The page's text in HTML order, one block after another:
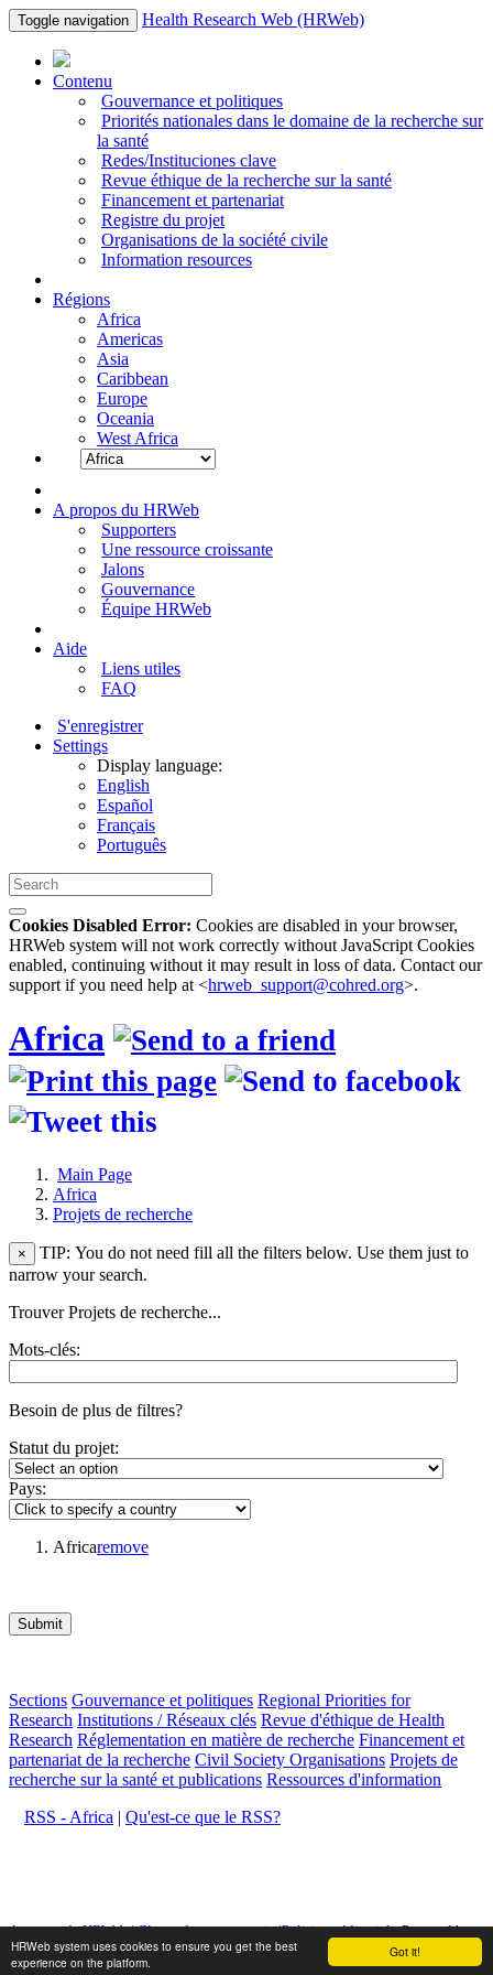
Got it!
HRWeb system uses cookies to ensure you get the best
experience on the platform.
Toggle navigation Health Research Web (HRWeb)
Contenu
Gouvernance et politiques
Priorités nationales dans le domaine de la recherche sur
la santé
Redes/Instituciones clave
Revue éthique de la recherche sur la santé
Financement et partenariat
Registre du projet
Organisations de la société civile
Information resources
Régions
Africa
Americas
Asia
Caribbean
Europe
Oceania
West Africa
A propos du HRWeb
Supporters
Une ressource croissante
Jalons
Gouvernance
Équipe HRWeb
Aide
Liens utiles
FAQ
S'enregistrer
Settings
Display language:
English
Español
Français
Português
Cookies Disabled Error: Cookies are disabled in your browser,
HRWeb system will not work correctly without JavaScript Cookies
enabled, continuing without it may result in loss of data. Contact our
support if you need help at <hrweb_support@cohred.org>.
Africa
Main Page
Africa
Projets de recherche
×
TIP: You do not need fill all the filters below. Use them just to
narrow your search.
Trouver Projets de recherche...
Mots-clés:
Besoin de plus de filtres?
Statut du projet:
Pays:
Africaremove
Submit
Sections Gouvernance et politiques Regional Priorities for
Research Institutions / Réseaux clés Revue d'éthique de Health
Research Réglementation en matière de recherche Financement et
partenariat de la recherche Civil Society Organisations Projets de
recherche sur la santé et publications Ressources d'information
RSS - Africa | Qu'est-ce que le RSS?
A propos de HRWeb|Clause de non-garantie|Politique éditoriale Powered by: